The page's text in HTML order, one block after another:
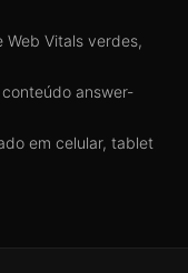
Web Vitals verdes,
answer-
em celular, tablet